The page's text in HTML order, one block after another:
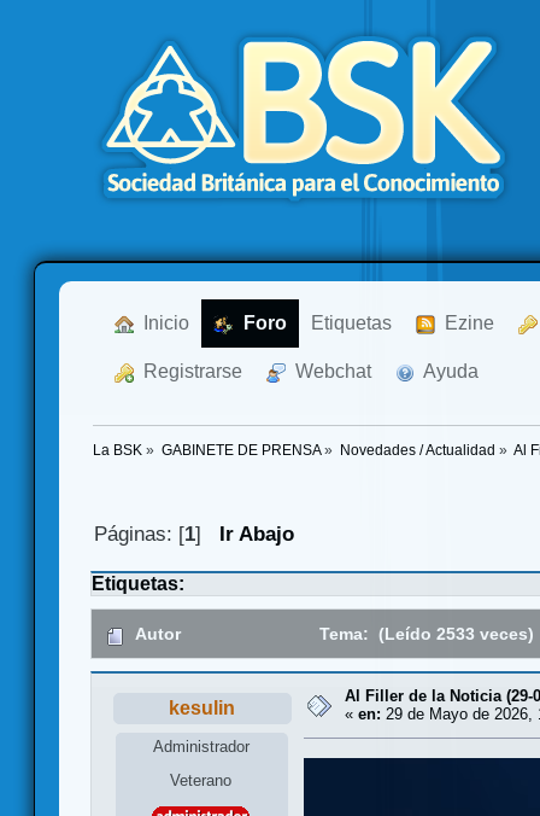
Inicio Foro Etiquetas Ezine
Registrarse Webchat Ayuda
La BSK » GABINETE DE PRENSA» Novedades / Actualidad » Al
Páginas: [1] Ir Abajo
Etiquetas:
Autor Tema: (Leído 2533 veces)
kesulin
Administrador
Veterano
Al Filler de la Noticia (29-
« en: 29 de Mayo de 2026,